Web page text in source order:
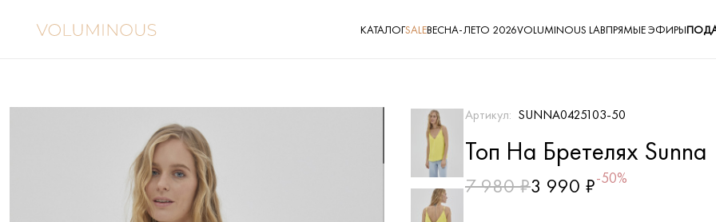
КАТАЛОГSALEВЕСНА-ЛЕТО 2026VOLUMINOUS LABПРЯМЫЕ ЭФИРЫ
Артикул: SUNNA0425103-50
Топ На Бретелях Sunna
7 980 ₽3 990 ₽-50%